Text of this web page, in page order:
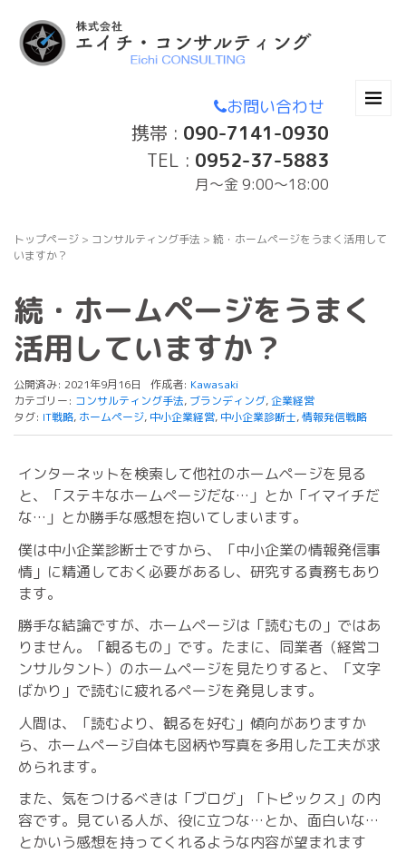
お問い合わせ
携帯 : 090-7141-0930
TEL : 0952-37-5883
月〜金 9:00～18:00
トップページ > コンサルティング手法 > 続・ホームページをうまく活用して
いますか？
続・ホームページをうまく
活用していますか？
公開済み: 2021年9月16日 作成者: Kawasaki
カテゴリー: コンサルティング手法, ブランディング,企業経営
タグ: IT戦略, ホームページ, 中小企業経営, 中小企業診断士,情報発信戦略
インターネットを検索して他社のホームページを見る
と、「ステキなホームページだな…」とか「イマイチだ
な…」とか勝手な感想を抱いてしまいます。
僕は中小企業診断士ですから、「中小企業の情報発信事
情」に精通しておく必要があるし、研究する責務もあり
ます。
勝手な結論ですが、ホームページは「読むもの」ではあ
りません。「観るもの」です。たまに、同業者（経営コ
ンサルタント）のホームページを見たりすると、「文字
ばかり」で読むに疲れるページを発見します。
人間は、「読むより、観るを好む」傾向がありますか
ら、ホームページ自体も図柄や写真を多用した工夫が求
められます。
また、気をつけるべきは「ブログ」「トピックス」の内
容です。見ている人が、役に立つな…とか、面白いな…
とかいう感想を持ってくれるような内容が望まれます